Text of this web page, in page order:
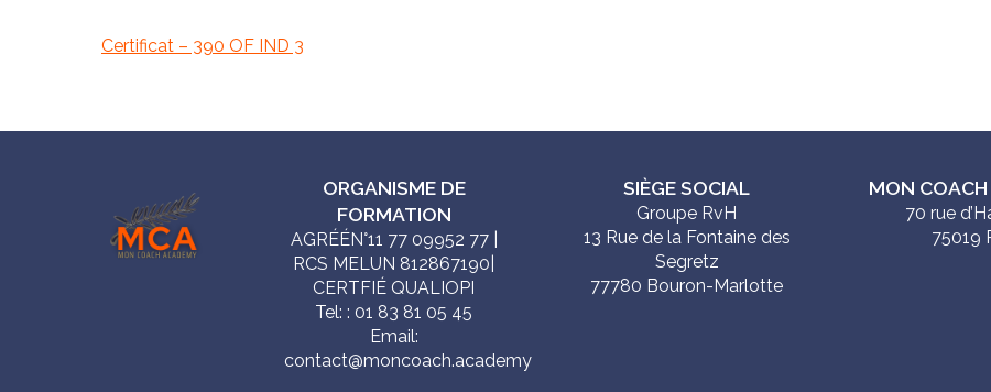
Certificat – 390 OF IND 3
ORGANISME DE
FORMATION
AGRÉÉN°11 77 09952 77 |
RCS MELUN 812867190|
CERTFIÉ QUALIOPI
Tel: : 01 83 81 05 45
Email:
contact@moncoach.academy
SIÈGE SOCIAL
Groupe RvH
13 Rue de la Fontaine des
Segretz
77780 Bouron-Marlotte
MON
70 rue
75019